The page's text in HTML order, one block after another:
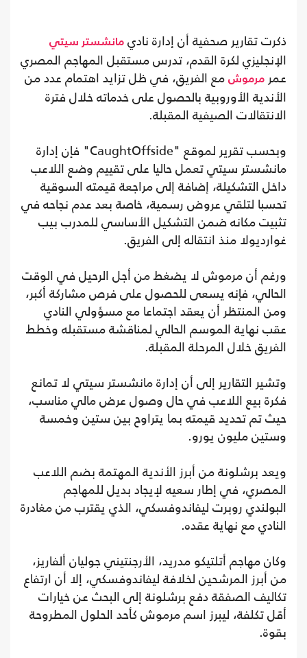
ذكرت تقارير صحفية أن إدارة نادي مانشستر سيتي
الإنجليزي لكرة القدم، تدرس مستقبل المهاجم المصري
عمر مرموش مع الفريق، في ظل تزايد اهتمام عدد من
الأندية الأوروبية بالحصول على خدماته خلال فترة
الانتقالات الصيفية المقبلة.
وبحسب تقرير لموقع "CaughtOffside" فإن إدارة
مانشستر سيتي تعمل حاليا على تقييم وضع اللاعب
داخل التشكيلة، إضافة إلى مراجعة قيمته السوقية
تحسبا لتلقي عروض رسمية، خاصة بعد عدم نجاحه في
تثبيت مكانه ضمن التشكيل الأساسي للمدرب بيب
غوارديولا منذ انتقاله إلى الفريق.
ورغم أن مرموش لا يضغط من أجل الرحيل في الوقت
الحالي، فإنه يسعى للحصول على فرص مشاركة أكبر،
ومن المنتظر أن يعقد اجتماعا مع مسؤولي النادي
عقب نهاية الموسم الحالي لمناقشة مستقبله وخطط
الفريق خلال المرحلة المقبلة.
وتشير التقارير إلى أن إدارة مانشستر سيتي لا تمانع
فكرة بيع اللاعب في حال وصول عرض مالي مناسب،
حيث تم تحديد قيمته بما يتراوح بين ستين وخمسة
وستين مليون يورو.
ويعد برشلونة من أبرز الأندية المهتمة بضم اللاعب
المصري، في إطار سعيه لإيجاد بديل للمهاجم
البولندي روبرت ليفاندوفسكي، الذي يقترب من مغادرة
النادي مع نهاية عقده.
وكان مهاجم أتلتيكو مدريد، الأرجنتيني جوليان ألفاريز،
من أبرز المرشحين لخلافة ليفاندوفسكي، إلا أن ارتفاع
تكاليف الصفقة دفع برشلونة إلى البحث عن خيارات
أقل تكلفة، ليبرز اسم مرموش كأحد الحلول المطروحة
بقوة.